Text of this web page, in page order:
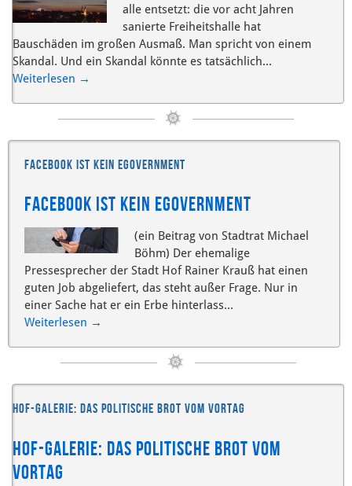
alle entsetzt: die vor acht Jahren
sanierte Freiheitshalle hat
Bauschäden im großen Ausmaß. Man spricht von einem
Skandal. Und ein Skandal könnte es tatsächlich...
Weiterlesen →
Facebook ist kein eGovernment
Facebook ist kein eGovernment
(ein Beitrag von Stadtrat Michael
Böhm) Der ehemalige
Pressesprecher der Stadt Hof Rainer Krauß hat einen
guten Job abgeliefert, das steht außer Frage. Nur in
einer Sache hat er ein Erbe hinterlass...
Weiterlesen →
Hof-Galerie: das politische Brot vom Vortag
Hof-Galerie: das politische Brot vom
Vortag